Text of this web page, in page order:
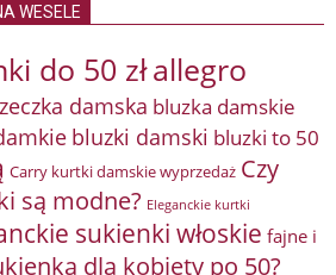
WESELE
do 50 złallegro
damska bluzka damskie
bluzki damski bluzki to 50
Carry kurtki damskie wyprzedaż Czy
są modne? Eleganckie kurtki
sukienki włoskie fajne i
dla kobiety po 50?